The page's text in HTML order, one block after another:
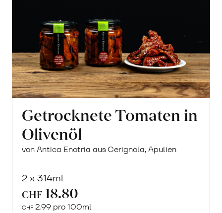
Getrocknete Tomaten in
Olivenöl
von Antica Enotria aus Cerignola, Apulien
2 x 314ml
CHF 18.80
CHF 2.99 pro 100ml